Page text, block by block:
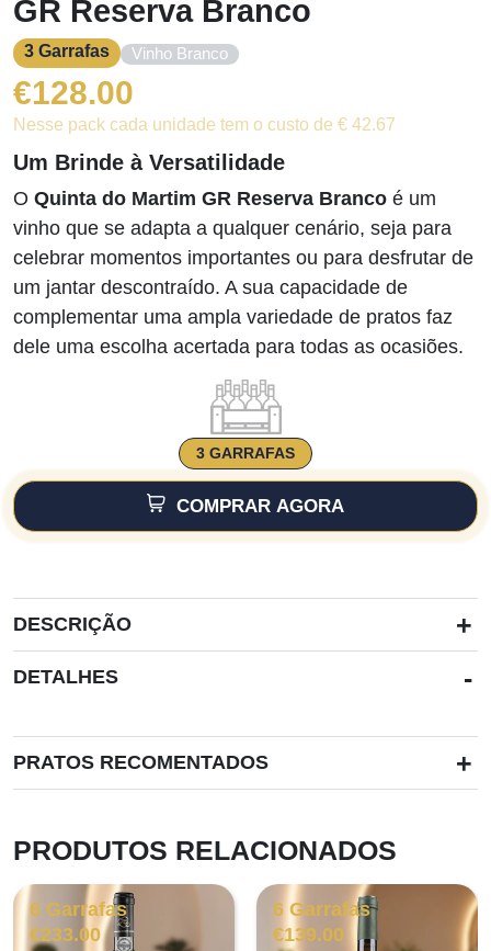
GR Reserva Branco
3 Garrafas Vinho Branco
€128.00
Nesse pack cada unidade tem o custo de € 42.67
Um Brinde à Versatilidade
O Quinta do Martim GR Reserva Branco é um
vinho que se adapta a qualquer cenário, seja para
celebrar momentos importantes ou para desfrutar de
um jantar descontraído. A sua capacidade de
complementar uma ampla variedade de pratos faz
dele uma escolha acertada para todas as ocasiões.
3 GARRAFAS
COMPRAR AGORA
DESCRIÇÃO +
DETALHES -
PRATOS RECOMENTADOS +
PRODUTOS RELACIONADOS
6 Garrafas
€233.00
6 Garrafas
€139.00